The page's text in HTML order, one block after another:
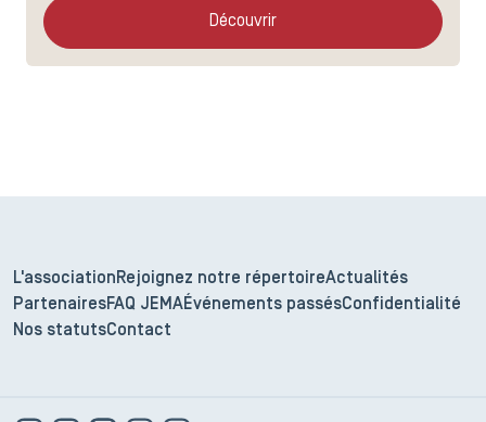
Découvrir
L'association Rejoignez notre répertoireActualités
PartenairesFAQ JEMAÉvénements passésConfidentialité
Nos statutsContact